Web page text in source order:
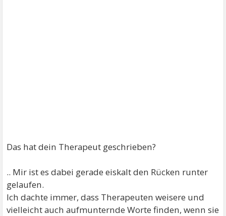
Das hat dein Therapeut geschrieben?
.. Mir ist es dabei gerade eiskalt den Rücken runter
gelaufen.
Ich dachte immer, dass Therapeuten weisere und
vielleicht auch aufmunternde Worte finden, wenn sie